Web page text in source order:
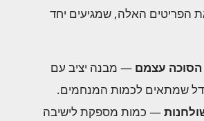
הפריטים האלה, שמגיעים יחד
הסוכה עצמם — מבנה יציב עם
שמתאים לכמות המנחמים.
— כמות מספקת לישיבה